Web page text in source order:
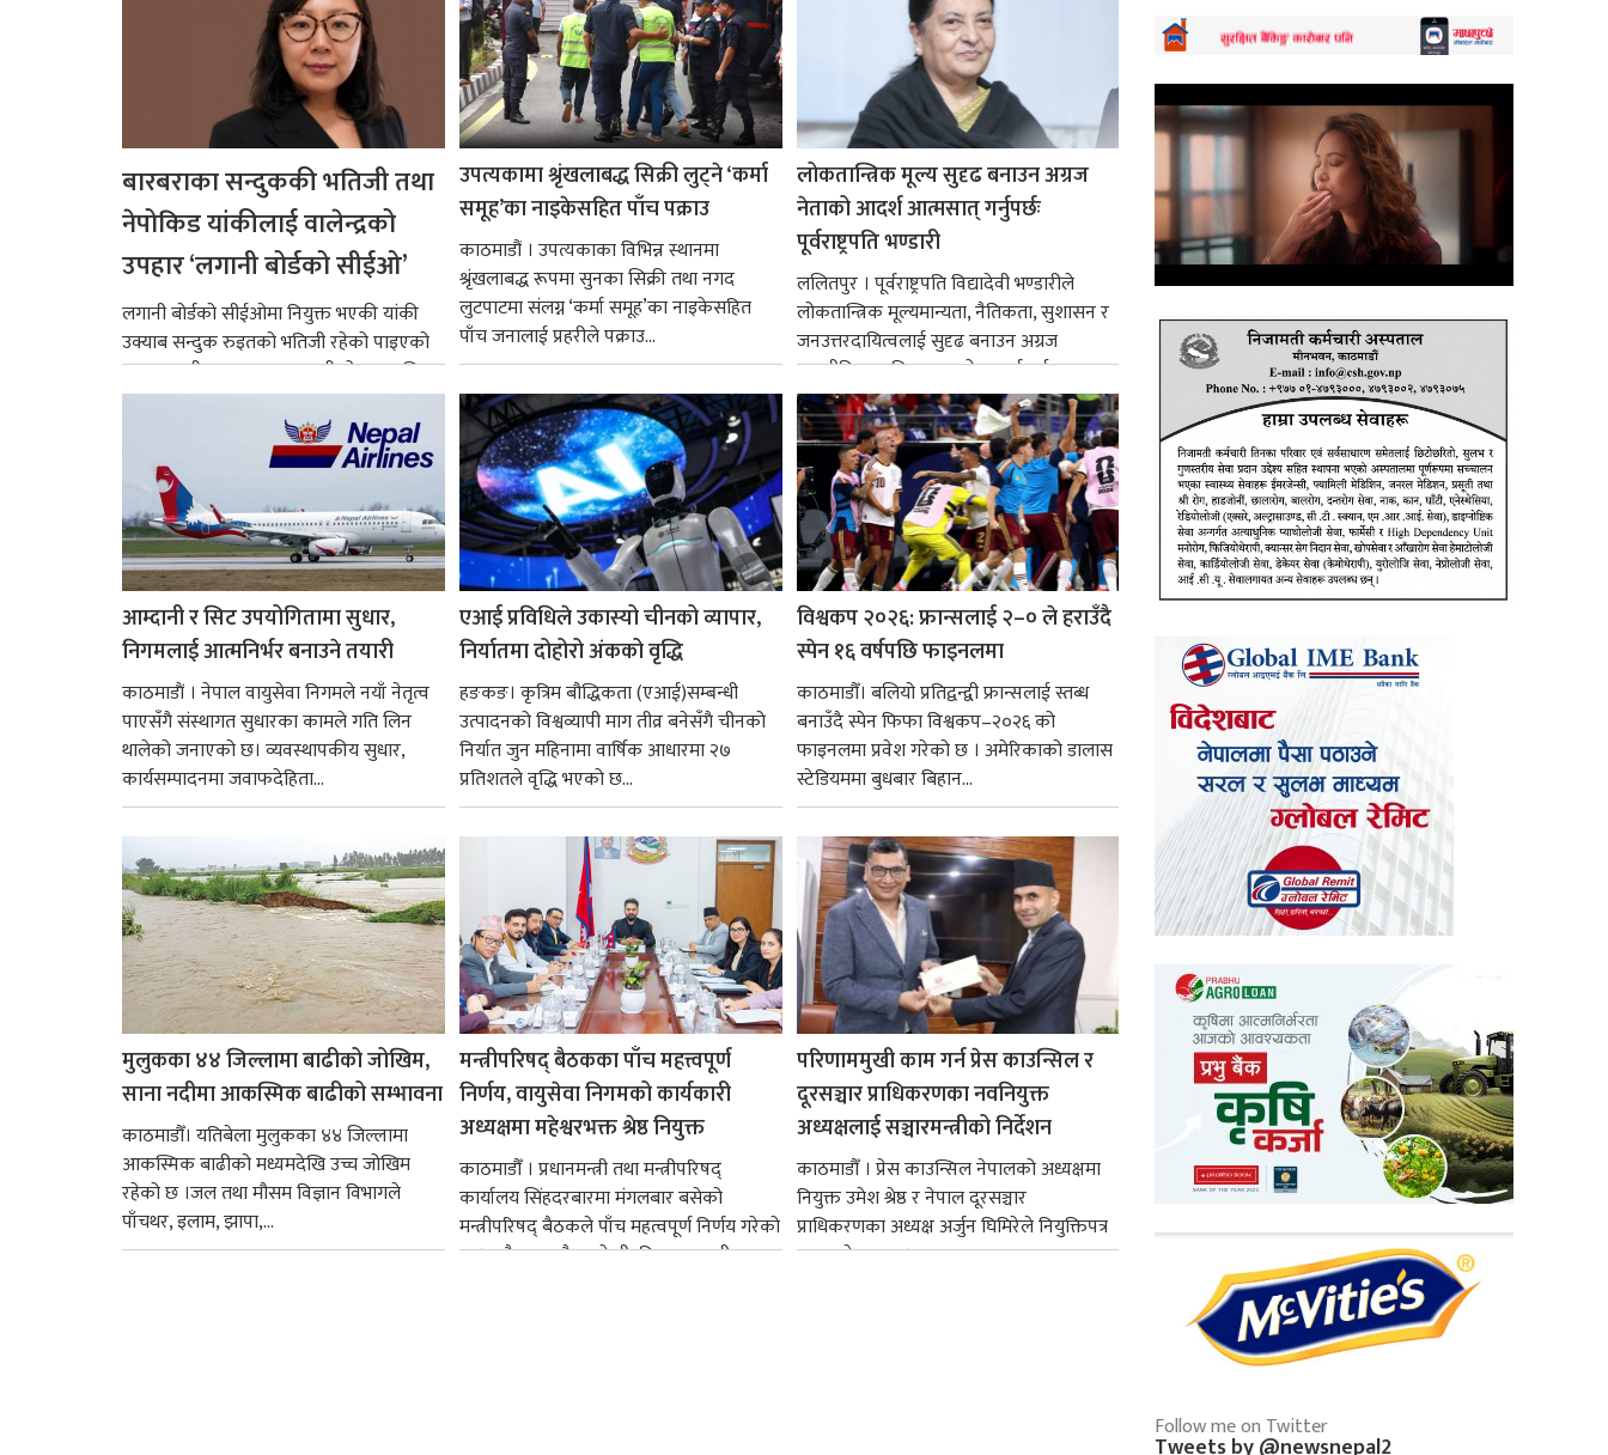
बारबराका सन्दुककी भतिजी तथा
नेपोकिड यांकीलाई वालेन्द्रको
उपहार ‘लगानी बोर्डको सीईओ’
लगानी बोर्डको सीईओमा नियुक्त भएकी यांकी
उक्याब सन्दुक रुइतको भतिजी रहेको पाइएको
छ। तत्कालीन समयमा महाकालीको अञ्चलाधिश
नै बनेका जोन...
उपत्यकामा श्रृंखलाबद्ध सिक्री लुट्ने ‘कर्मा
समूह’का नाइकेसहित पाँच पक्राउ
काठमाडौं । उपत्यकाका विभिन्न स्थानमा
श्रृंखलाबद्ध रूपमा सुनका सिक्री तथा नगद
लुटपाटमा संलग्न ‘कर्मा समूह’का नाइकेसहित
पाँच जनालाई प्रहरीले पक्राउ...
लोकतान्त्रिक मूल्य सुदृढ बनाउन अग्रज
नेताको आदर्श आत्मसात् गर्नुपर्छः
पूर्वराष्ट्रपति भण्डारी
ललितपुर । पूर्वराष्ट्रपति विद्यादेवी भण्डारीले
लोकतान्त्रिक मूल्यमान्यता, नैतिकता, सुशासन र
जनउत्तरदायित्वलाई सुदृढ बनाउन अग्रज
राजनीतिक व्यक्तित्वहरूको आदर्शलाई आत्मसात्
गर्न आवश्यक...
आम्दानी र सिट उपयोगितामा सुधार,
निगमलाई आत्मनिर्भर बनाउने तयारी
काठमाडाैं । नेपाल वायुसेवा निगमले नयाँ नेतृत्व
पाएसँगै संस्थागत सुधारका कामले गति लिन
थालेको जनाएको छ। व्यवस्थापकीय सुधार,
कार्यसम्पादनमा जवाफदेहिता...
एआई प्रविधिले उकास्यो चीनको व्यापार,
निर्यातमा दोहोरो अंकको वृद्धि
हङकङ। कृत्रिम बौद्धिकता (एआई)सम्बन्धी
उत्पादनको विश्वव्यापी माग तीव्र बनेसँगै चीनको
निर्यात जुन महिनामा वार्षिक आधारमा २७
प्रतिशतले वृद्धि भएको छ...
विश्वकप २०२६: फ्रान्सलाई २–० ले हराउँदै
स्पेन १६ वर्षपछि फाइनलमा
काठमाडौँ। बलियो प्रतिद्वन्द्वी फ्रान्सलाई स्तब्ध
बनाउँदै स्पेन फिफा विश्वकप–२०२६ को
फाइनलमा प्रवेश गरेको छ । अमेरिकाको डालास
स्टेडियममा बुधबार बिहान...
मुलुकका ४४ जिल्लामा बाढीको जोखिम,
साना नदीमा आकस्मिक बाढीको सम्भावना
काठमाडौँ। यतिबेला मुलुकका ४४ जिल्लामा
आकस्मिक बाढीको मध्यमदेखि उच्च जोखिम
रहेको छ ।जल तथा मौसम विज्ञान विभागले
पाँचथर, इलाम, झापा,...
मन्त्रीपरिषद् बैठकका पाँच महत्त्वपूर्ण
निर्णय, वायुसेवा निगमको कार्यकारी
अध्यक्षमा महेश्वरभक्त श्रेष्ठ नियुक्त
काठमाडौँ । प्रधानमन्त्री तथा मन्त्रीपरिषद्
कार्यालय सिंहदरबारमा मंगलबार बसेको
मन्त्रीपरिषद् बैठकले पाँच महत्वपूर्ण निर्णय गरेको
छ । यसैक्रममा बैडकले बीउबिजनसम्बन्धी...
परिणाममुखी काम गर्न प्रेस काउन्सिल र
दूरसञ्चार प्राधिकरणका नवनियुक्त
अध्यक्षलाई सञ्चारमन्त्रीको निर्देशन
काठमाडौँ । प्रेस काउन्सिल नेपालको अध्यक्षमा
नियुक्त उमेश श्रेष्ठ र नेपाल दूरसञ्चार
प्राधिकरणका अध्यक्ष अर्जुन घिमिरेले नियुक्तिपत्र
ग्रहण गरेका छन्।...
Follow me on Twitter
Tweets by @newsnepal2